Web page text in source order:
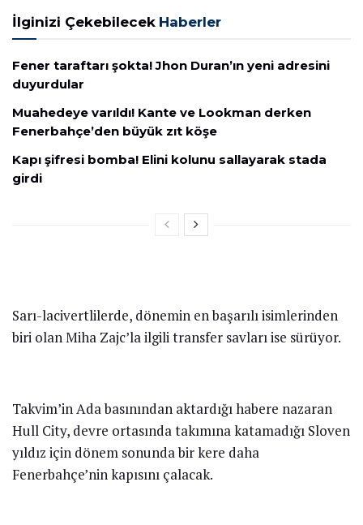
Spor Toto Üstün Lig’de bu dönem, yapılan flaş
transferlere karşın şu ana kadar istediği sonuçları
alamayan Fenerbahçe’de dönem sonu yaprak dökümü
Haberler
Muahedeye varıldı! Kante ve Lookman derken
Fenerbahçe’den büyük zıt köşe